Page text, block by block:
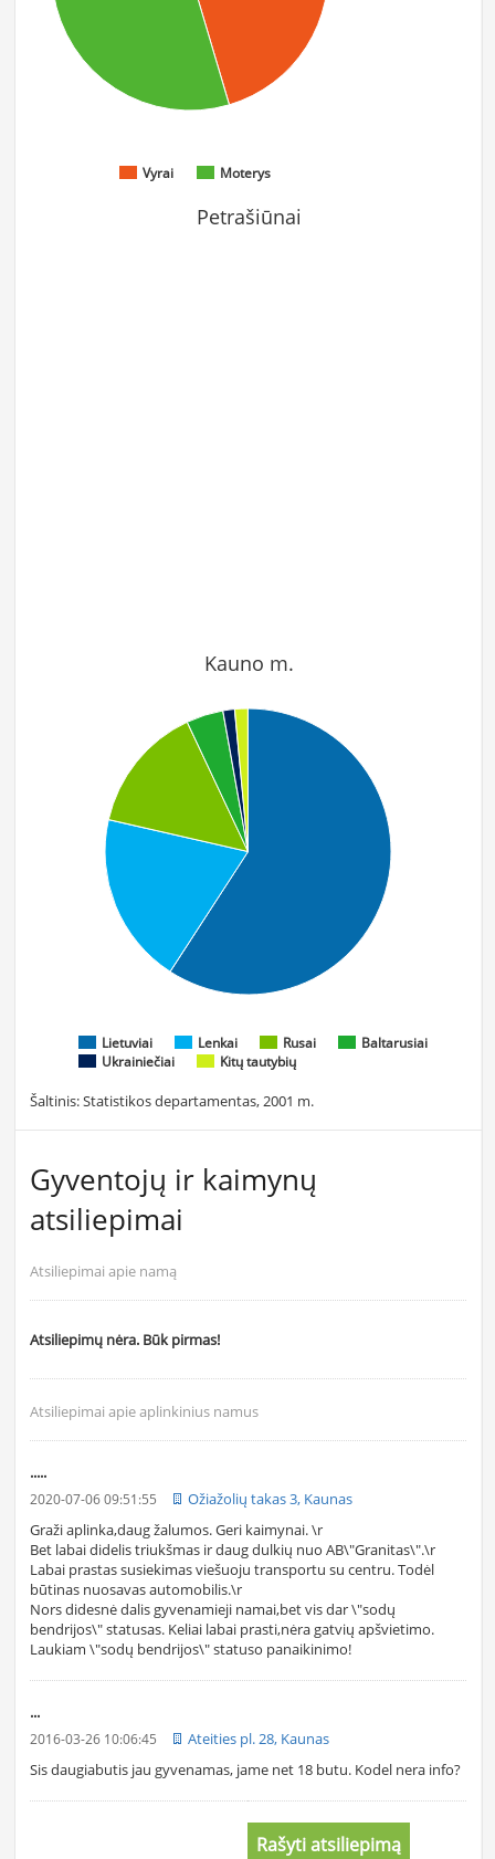
Vyrai Moterys
Petrašiūnai
Kauno m.
Lietuviai Lenkai Rusai
Baltarusiai
Ukrainiečiai
Kitų tautybių
Šaltinis: Statistikos departamentas, 2001 m.
Gyventojų ir kaimynų
atsiliepimai
Atsiliepimai apie namą
Atsiliepimų nėra. Būk pirmas!
Atsiliepimai apie aplinkinius namus
.....
2020-07-06 09:51:55
Ožiažolių takas 3, Kaunas
Graži aplinka,daug žalumos. Geri kaimynai. \r
Bet labai didelis triukšmas ir daug dulkių nuo AB\"Granitas\".\r
Labai prastas susiekimas viešuoju transportu su centru. Todėl
būtinas nuosavas automobilis.\r
Nors didesnė dalis gyvenamieji namai,bet vis dar \"sodų
bendrijos\" statusas. Keliai labai prasti,nėra gatvių apšvietimo.
Laukiam \"sodų bendrijos\" statuso panaikinimo!
...
2016-03-26 10:06:45
Ateities pl. 28, Kaunas
Sis daugiabutis jau gyvenamas, jame net 18 butu. Kodel nera info?
Rašyti atsiliepimą